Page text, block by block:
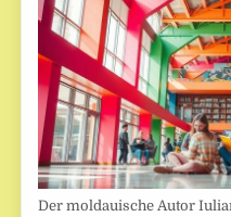
Der moldauische Autor